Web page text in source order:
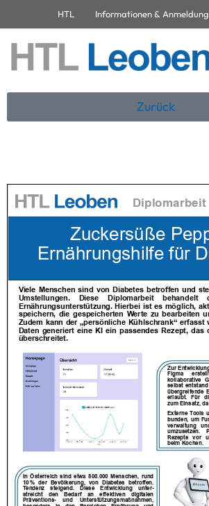
HTL Informationen & Anmeldung
Zurück